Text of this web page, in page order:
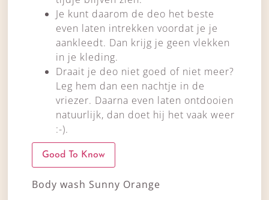
Je kunt daarom de deo het beste
even laten intrekken voordat je je
aankleedt. Dan krijg je geen vlekken
in je kleding.
Draait je deo niet goed of niet meer?
Leg hem dan een nachtje in de
vriezer. Daarna even laten ontdooien
natuurlijk, dan doet hij het vaak weer
:-).
Good To Know
Body wash Sunny Orange